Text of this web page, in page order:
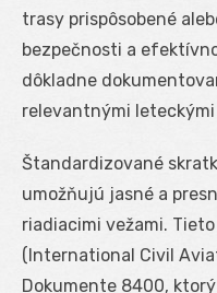
trasy prispôsobené
bezpečnosti a
dôkladne
relevantnými
Štandardizované
umožňujú jasné a
riadiacimi vežami.
(International Civil
Dokumente 8400,